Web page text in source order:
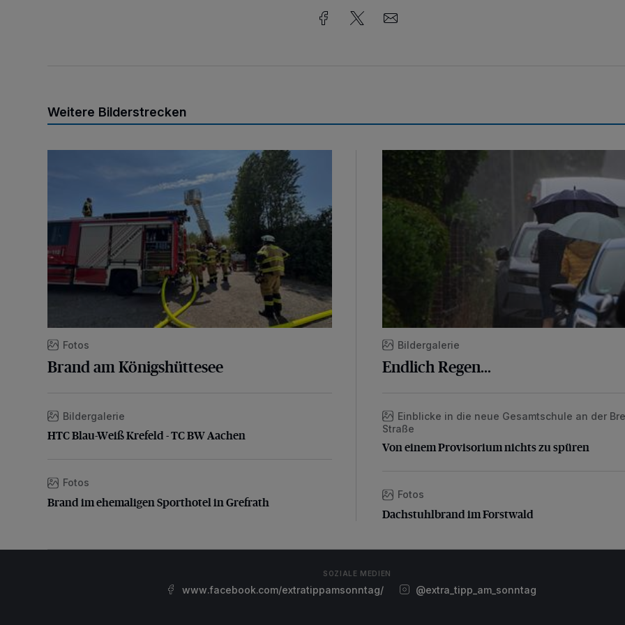
Weitere Bilderstrecken
Fotos
Brand am Königshüttesee
HTC Blau-Weiß Krefeld - TC BW Aachen
Bildergalerie
HTC Blau-Weiß Krefeld - TC BW Aachen
Brand im ehemaligen Sporthotel in Grefrath
Fotos
Brand im ehemaligen Sporthotel in Grefrath
Endlich Regen...
Bildergalerie
Endlich Regen...
Von einem Provisorium nichts zu spüren
Einblicke in die neue Gesamtschule an der
Straße
Von einem Provisorium nichts zu spüren
Dachstuhlbrand im Forstwald
Fotos
Dachstuhlbrand im Forstwald
SOZIALE MEDIEN
www.facebook.com/extratippamsonntag/ @extra_tipp_am_sonntag